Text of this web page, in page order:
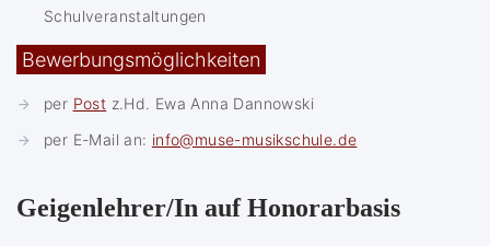
Schulveranstaltungen
Bewerbungsmöglichkeiten
per Post z.Hd. Ewa Anna Dannowski
per E-Mail an: info@muse-musikschule.de
Geigenlehrer/In auf Honorarbasis